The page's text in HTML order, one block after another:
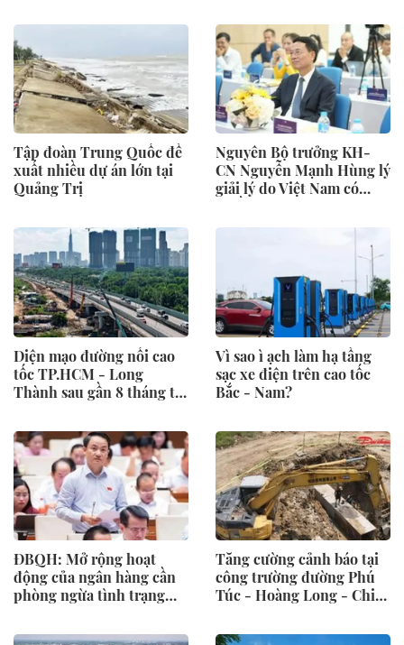
Tập đoàn Trung Quốc đề
xuất nhiều dự án lớn tại
Quảng Trị
Nguyên Bộ trưởng KH-
CN Nguyễn Mạnh Hùng lý
giải lý do Việt Nam có
nghiệp thành công,
nhưng lại ít doanh nghiệp
Diện mạo đường nối cao
tốc TP.HCM - Long
Thành sau gần 8 tháng thi
Vì sao ì ạch làm hạ tầng
sạc xe điện trên cao tốc
Bắc - Nam?
ĐBQH: Mở rộng hoạt
động của ngân hàng cần
phòng ngừa tình trạng
Tăng cường cảnh báo tại
công trường đường Phú
Túc - Hoàng Long - Chi